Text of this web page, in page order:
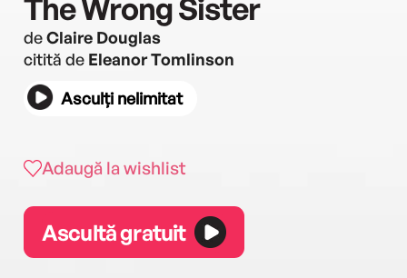
The Wrong Sister
deClaire Douglas
citită de Eleanor Tomlinson
Asculți nelimitat
Adaugă la wishlist
Ascultă gratuit